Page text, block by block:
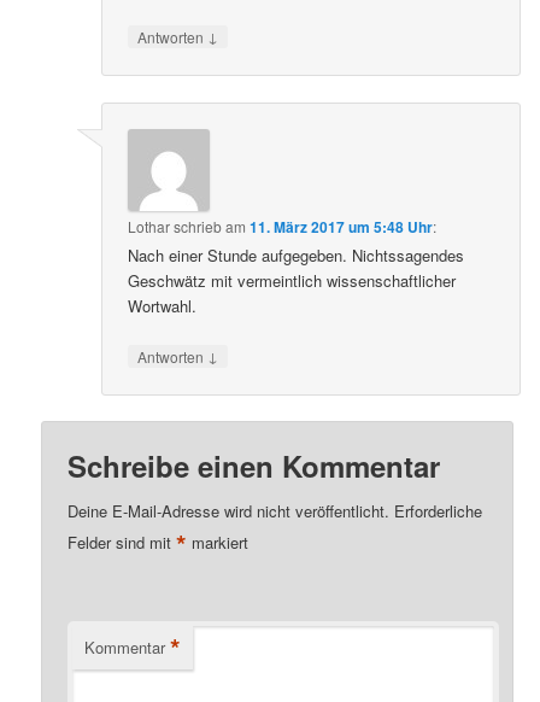
Antworten ↓
Lotharschriebam11. März 2017 um 5:48 Uhr:
Nach einer Stunde aufgegeben. Nichtssagendes
Geschwätz mit vermeintlich wissenschaftlicher
Wortwahl.
Antworten ↓
Schreibe einen Kommentar
Deine E-Mail-Adresse wird nicht veröffentlicht. Erforderliche
Felder sind mit* markiert
Kommentar *